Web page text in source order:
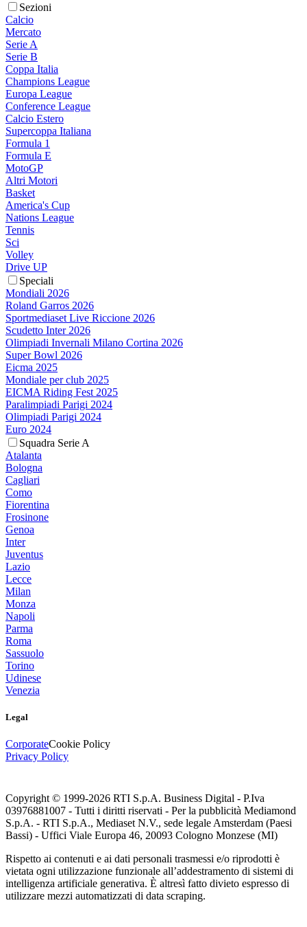
Sezioni
Calcio
Mercato
Serie A
Serie B
Coppa Italia
Champions League
Europa League
Conference League
Calcio Estero
Supercoppa Italiana
Formula 1
Formula E
MotoGP
Altri Motori
Basket
America's Cup
Nations League
Tennis
Sci
Volley
Drive UP
Speciali
Mondiali 2026
Roland Garros 2026
Sportmediaset Live Riccione 2026
Scudetto Inter 2026
Olimpiadi Invernali Milano Cortina 2026
Super Bowl 2026
Eicma 2025
Mondiale per club 2025
EICMA Riding Fest 2025
Paralimpiadi Parigi 2024
Olimpiadi Parigi 2024
Euro 2024
Squadra Serie A
Atalanta
Bologna
Cagliari
Como
Fiorentina
Frosinone
Genoa
Inter
Juventus
Lazio
Lecce
Milan
Monza
Napoli
Parma
Roma
Sassuolo
Torino
Udinese
Venezia
Legal
CorporateCookie Policy
Privacy Policy
Copyright © 1999-2026 RTI S.p.A. Business Digital - P.Iva
03976881007 - Tutti i diritti riservati - Per la pubblicità Mediamond
S.p.A. - RTI S.p.A., Mediaset N.V., sede legale Amsterdam (Paesi
Bassi) - Uffici Viale Europa 46, 20093 Cologno Monzese (MI)
Rispetto ai contenuti e ai dati personali trasmessi e/o riprodotti è
vietata ogni utilizzazione funzionale all’addestramento di sistemi di
intelligenza artificiale generativa. È altresì fatto divieto espresso di
utilizzare mezzi automatizzati di data scraping.